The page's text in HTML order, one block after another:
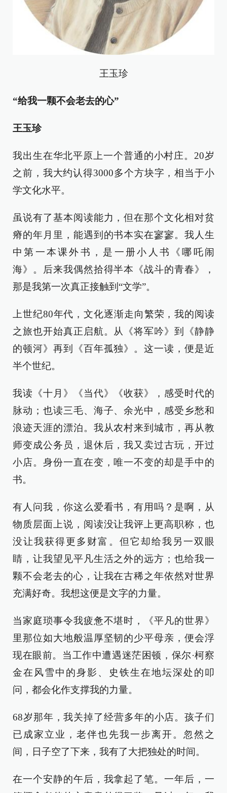
王玉珍
“给我一颗不会老去的心”
王玉珍
我出生在华北平原上一个普通的小村庄。20岁
之前，我大约认得3000多个方块字，相当于小
学文化水平。
虽说有了基本阅读能力，但在那个文化相对贫
瘠的年月里，能遇到的书本实在寥寥。我人生
中第一本课外书，是一册小人书《哪吒闹
海》。后来我偶然拾得半本《战斗的青春》，
那是我第一次真正接触到“文学”。
上世纪80年代，文化逐渐走向繁荣，我的阅读
之旅也开始真正启航。从《将军吟》到《静静
的顿河》再到《百年孤独》。这一读，便是近
半个世纪。
我读《十月》《当代》《收获》，感受时代的
脉动；也读三毛、海子、余光中，感受乡愁和
浪迹天涯的漂泊。我从农村来到城市，再从教
师变成公务员，退休后，我又卖过古玩，开过
小店。身份一直在变，唯一不变的却是手中的
书。
有人问我，你这么爱看书，有用吗？是啊，从
物质层面上说，阅读没让我评上更高职称，也
没让我获得更多财富。但它却给我另一双眼
睛，让我望见平凡生活之外的远方；也给我一
颗不会老去的心，让我在古稀之年依然对世界
充满好奇。我想这便是文字的力量。
当家庭琐事令我疲惫不堪时，《平凡的世界》
里那位如大地般温厚坚韧的少平母亲，便会浮
现在眼前。当工作中遭遇迷茫困顿，保尔·柯察
金在风雪中的身影、史铁生在地坛深处的叩
问，都会化作支撑我的力量。
68岁那年，我关掉了经营多年的小店。孩子们
已成家立业，老伴也先我一步离开。忽然之
间，日子空了下来，我有了大把独处的时间。
在一个安静的午后，我拿起了笔。一年后，一